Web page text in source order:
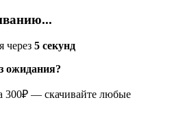
через 5 секунд
ожидания?
300₽ — скачивайте любые